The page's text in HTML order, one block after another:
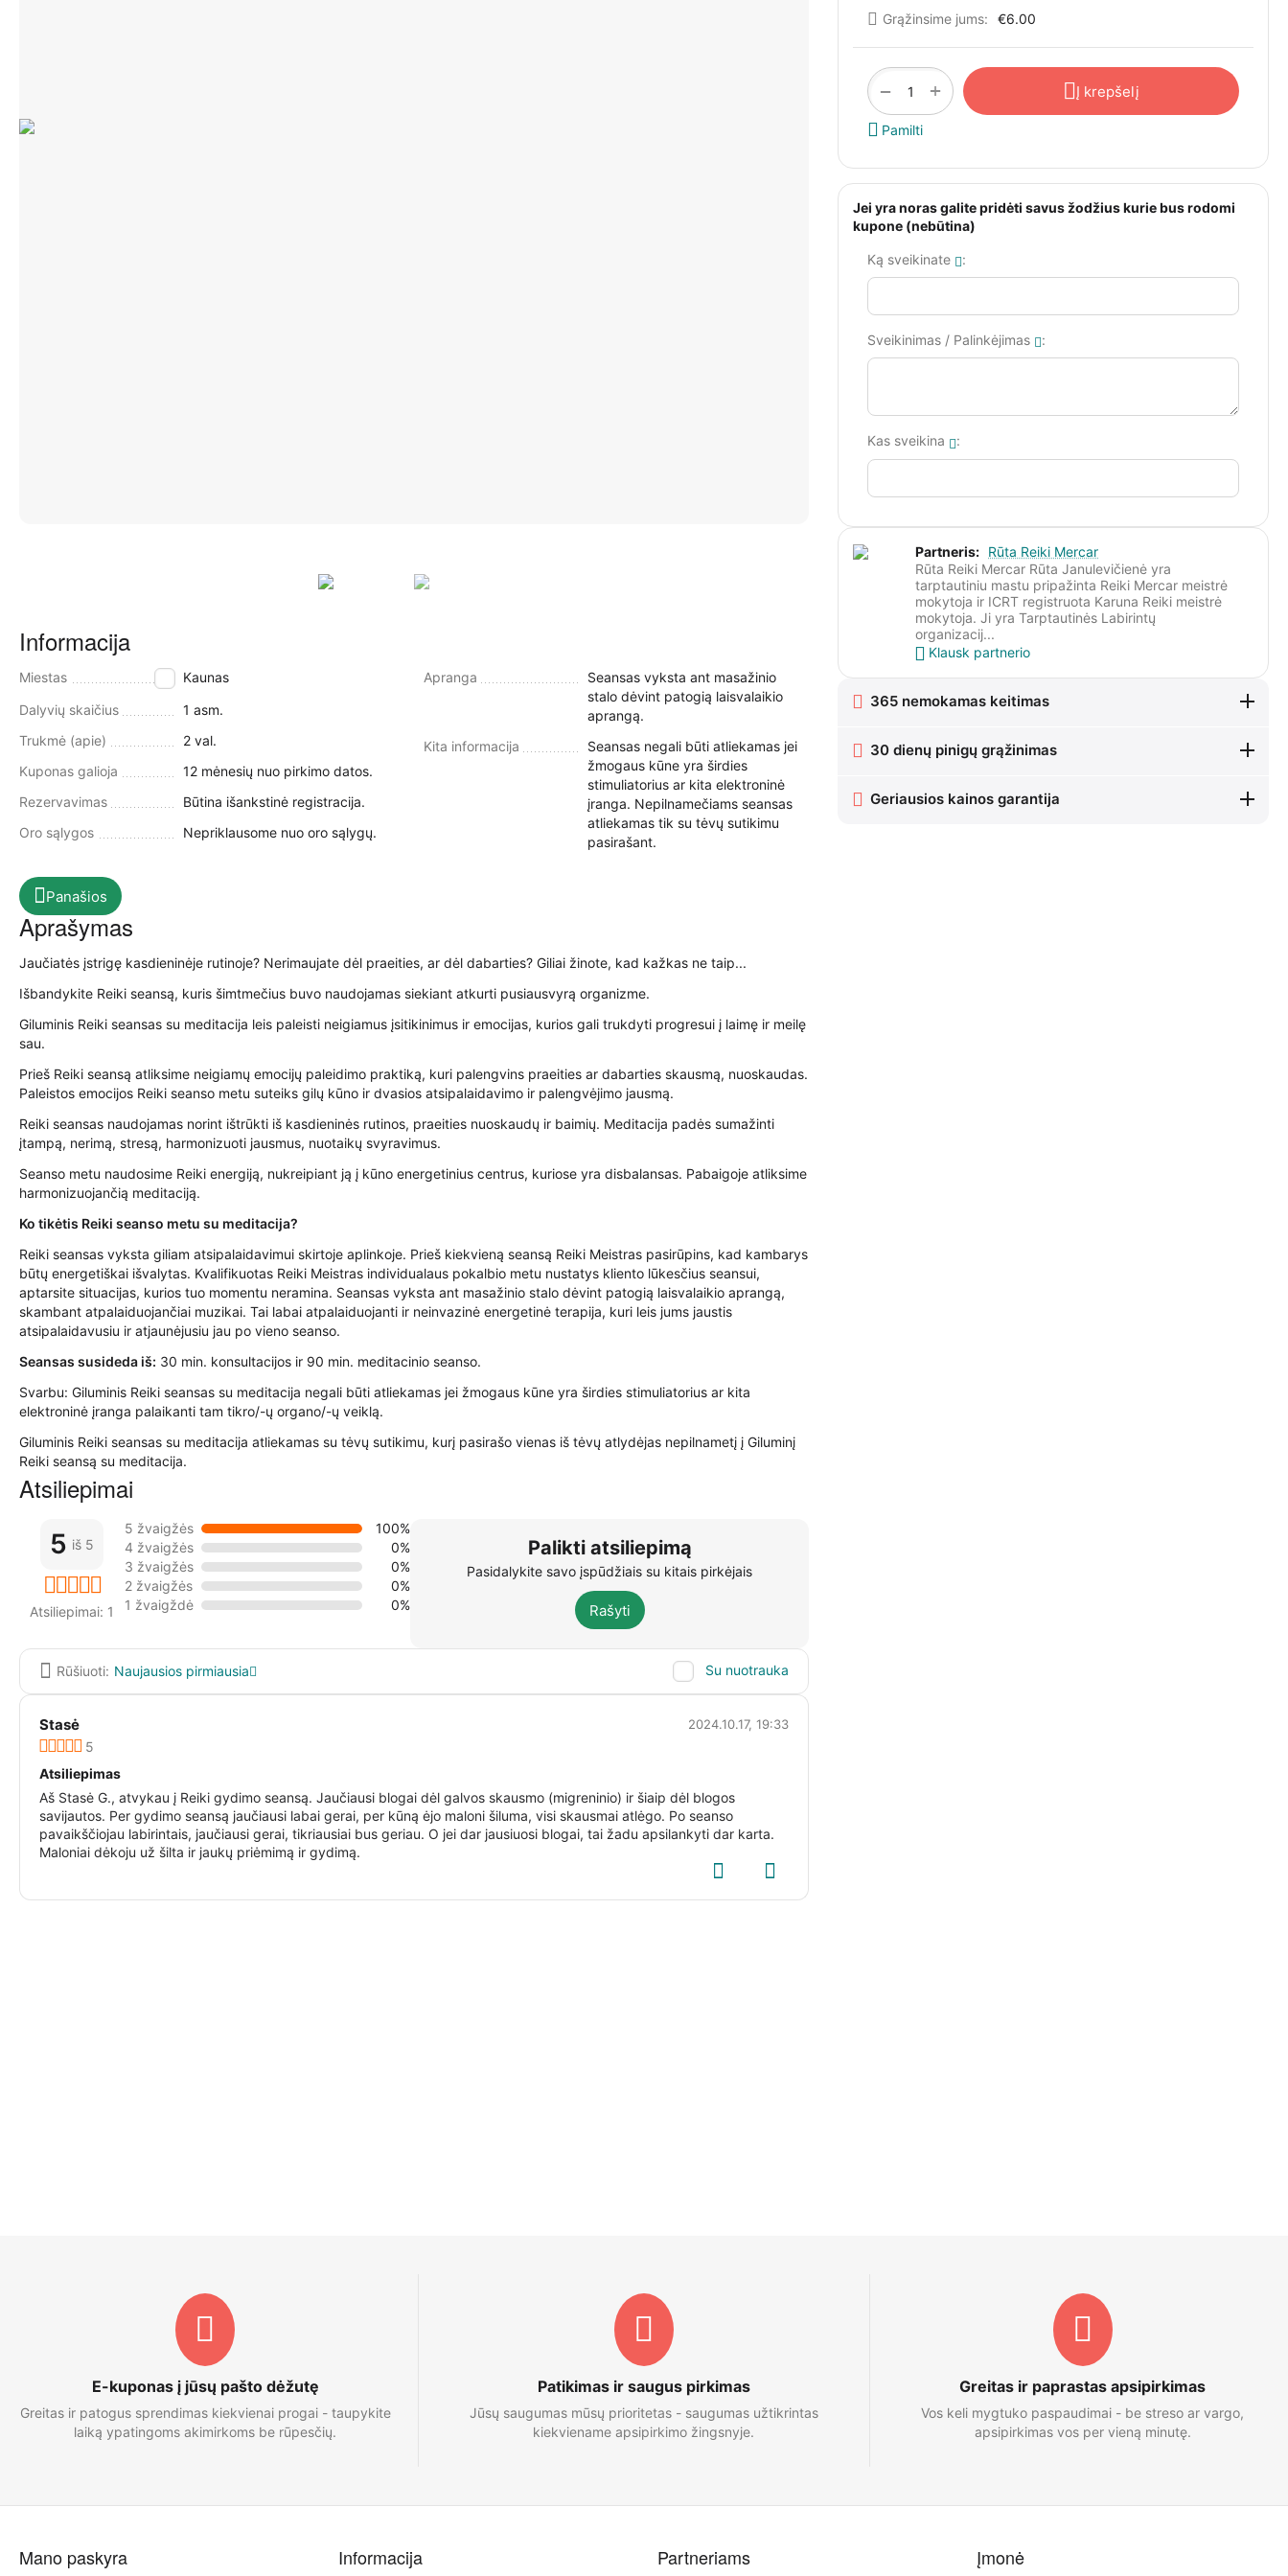
Grąžinsime jums: €6.00
+
− Į krepšelį
Pamilti
Jei yra noras galite pridėti savus žodžius kurie bus rodomi
kupone (nebūtina)
Ką sveikinate :
Sveikinimas / Palinkėjimas :
Kas sveikina :
Partneris: Rūta Reiki Mercar
Rūta Reiki Mercar Rūta Janulevičienė yra
tarptautiniu mastu pripažinta Reiki Mercar meistrė
mokytoja ir ICRT registruota Karuna Reiki meistrė
mokytoja. Ji yra Tarptautinės Labirintų
organizacij...
Klausk partnerio
365 nemokamas keitimas
30 dienų pinigų grąžinimas
Geriausios kainos garantija
Informacija
Miestas
Kaunas
Dalyvių skaičius
1 asm.
Trukmė (apie)
2 val.
Kuponas galioja
12 mėnesių nuo pirkimo datos.
Rezervavimas
Būtina išankstinė registracija.
Oro sąlygos
Nepriklausome nuo oro sąlygų.
Apranga
Seansas vyksta ant masažinio
stalo dėvint patogią laisvalaikio
aprangą.
Kita informacija
Seansas negali būti atliekamas jei
žmogaus kūne yra širdies
stimuliatorius ar kita elektroninė
įranga. Nepilnamečiams seansas
atliekamas tik su tėvų sutikimu
pasirašant.
Panašios
Aprašymas
Jaučiatės įstrigę kasdieninėje rutinoje? Nerimaujate dėl praeities, ar dėl dabarties? Giliai žinote, kad kažkas ne taip...
Išbandykite Reiki seansą, kuris šimtmečius buvo naudojamas siekiant atkurti pusiausvyrą organizme.
Giluminis Reiki seansas su meditacija leis paleisti neigiamus įsitikinimus ir emocijas, kurios gali trukdyti progresui į laimę ir meilę
sau.
Prieš Reiki seansą atliksime neigiamų emocijų paleidimo praktiką, kuri palengvins praeities ar dabarties skausmą, nuoskaudas.
Paleistos emocijos Reiki seanso metu suteiks gilų kūno ir dvasios atsipalaidavimo ir palengvėjimo jausmą.
Reiki seansas naudojamas norint ištrūkti iš kasdieninės rutinos, praeities nuoskaudų ir baimių. Meditacija padės sumažinti
įtampą, nerimą, stresą, harmonizuoti jausmus, nuotaikų svyravimus.
Seanso metu naudosime Reiki energiją, nukreipiant ją į kūno energetinius centrus, kuriose yra disbalansas. Pabaigoje atliksime
harmonizuojančią meditaciją.
Ko tikėtis Reiki seanso metu su meditacija?
Reiki seansas vyksta giliam atsipalaidavimui skirtoje aplinkoje. Prieš kiekvieną seansą Reiki Meistras pasirūpins, kad kambarys
būtų energetiškai išvalytas. Kvalifikuotas Reiki Meistras individualaus pokalbio metu nustatys kliento lūkesčius seansui,
aptarsite situacijas, kurios tuo momentu neramina. Seansas vyksta ant masažinio stalo dėvint patogią laisvalaikio aprangą,
skambant atpalaiduojančiai muzikai. Tai labai atpalaiduojanti ir neinvazinė energetinė terapija, kuri leis jums jaustis
atsipalaidavusiu ir atjaunėjusiu jau po vieno seanso.
Seansas susideda iš: 30 min. konsultacijos ir 90 min. meditacinio seanso.
Svarbu: Giluminis Reiki seansas su meditacija negali būti atliekamas jei žmogaus kūne yra širdies stimuliatorius ar kita
elektroninė įranga palaikanti tam tikro/-ų organo/-ų veiklą.
Giluminis Reiki seansas su meditacija atliekamas su tėvų sutikimu, kurį pasirašo vienas iš tėvų atlydėjas nepilnametį į Giluminį
Reiki seansą su meditacija.
Atsiliepimai
Palikti atsiliepimą
Pasidalykite savo įspūdžiais su kitais pirkėjais
Rašyti
5 iš 5
Atsiliepimai: 1
5 žvaigžės
100%
4 žvaigžės
0%
3 žvaigžės
0%
2 žvaigžės
0%
1 žvaigždė
0%
Rūšiuoti: Naujausios pirmiausia Su nuotrauka
Stasė 2024.10.17, 19:33
5
Atsiliepimas
Aš Stasė G., atvykau į Reiki gydimo seansą. Jaučiausi blogai dėl galvos skausmo (migreninio) ir šiaip dėl blogos
savijautos. Per gydimo seansą jaučiausi labai gerai, per kūną ėjo maloni šiluma, visi skausmai atlėgo. Po seanso
pavaikščiojau labirintais, jaučiausi gerai, tikriausiai bus geriau. O jei dar jausiuosi blogai, tai žadu apsilankyti dar karta.
Maloniai dėkoju už šilta ir jaukų priėmimą ir gydimą.
E-kuponas į jūsų pašto dėžutę
Greitas ir patogus sprendimas kiekvienai progai - taupykite
laiką ypatingoms akimirkoms be rūpesčių.
Patikimas ir saugus pirkimas
Jūsų saugumas mūsų prioritetas - saugumas užtikrintas
kiekviename apsipirkimo žingsnyje.
Greitas ir paprastas apsipirkimas
Vos keli mygtuko paspaudimai - be streso ar vargo,
apsipirkimas vos per vieną minutę.
Mano paskyra Informacija Partneriams Įmonė